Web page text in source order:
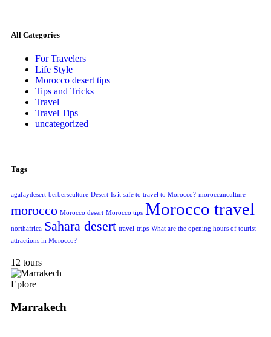
All Categories
For Travelers
Life Style
Morocco desert tips
Tips and Tricks
Travel
Travel Tips
uncategorized
Tags
agafaydesert berbersculture Desert Is it safe to travel to Morocco? moroccanculture
morocco Morocco desert Morocco tips Morocco travel
northafrica Sahara desert travel trips What are the opening hours of tourist
attractions in Morocco?
12 tours
Eplore
Marrakech